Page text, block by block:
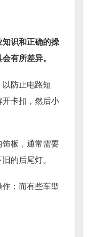
知识和正确的操
有所差异。
防止电路短
卡扣，然后小
板，通常需要
的后尾灯。
；而有些车型